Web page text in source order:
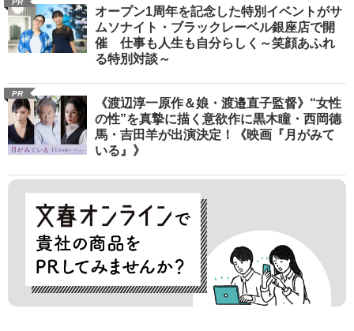
オープン1周年を記念した特別イベントがサ
ムソナイト・ブラックレーベル銀座店で開
催 仕事も人生も自分らしく～笑顔あふれ
る特別対談～
PR
《渡辺淳一原作＆娘・渡邉直子監督》“女性
の性”を真摯に描く意欲作に黒木瞳・西岡德
馬・吉田羊が出演決定！《映画『月がみて
いる』》